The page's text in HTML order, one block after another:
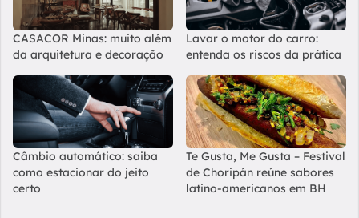
CASACOR Minas: muito além
da arquitetura e decoração
Lavar o motor do carro:
entenda os riscos da prática
Câmbio automático: saiba
como estacionar do jeito
certo
Te Gusta, Me Gusta – Festival
de Choripán reúne sabores
latino-americanos em BH